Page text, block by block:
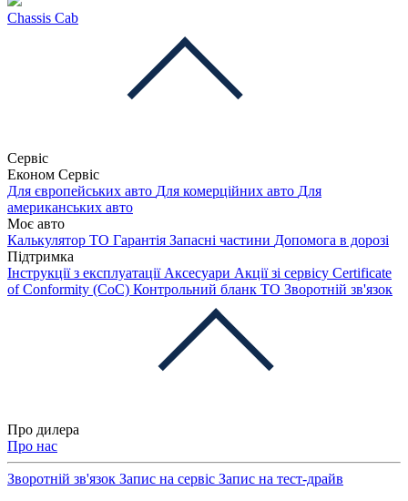
Chassis Cab
Сервіс
Економ Сервіс
Для європейських авто Для комерційних авто Для
американських авто
Моє авто
Калькулятор ТО Гарантія Запасні частини Допомога в дорозі
Підтримка
Інструкції з експлуатації Аксесуари Акції зі сервісу Certificate
of Conformity (CoC) Контрольний бланк ТО Зворотній зв'язок
Про дилера
Про нас
Зворотній зв'язок Запис на сервіс Запис на тест-драйв